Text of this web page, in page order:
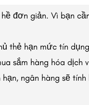
đơn giản. Vì bạn
thẻ hạn mức tín
sắm hàng hóa dịch
ngân hàng sẽ